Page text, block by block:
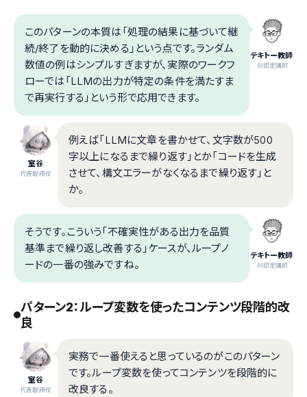
テキトー教師
.AI認定講師
このパターンの本質は「処理の結果に基づいて継
続/終了を動的に決める」という点です。ランダム
数値の例はシンプルすぎますが、実際のワークフ
ローでは「LLMの出力が特定の条件を満たすま
で再実行する」という形で応用できます。
室谷
代表取締役
例えば「LLMに文章を書かせて、文字数が500
字以上になるまで繰り返す」とか「コードを生成
させて、構文エラーがなくなるまで繰り返す」と
か。
テキトー教師
.AI認定講師
そうです。こういう「不確実性がある出力を品質
基準まで繰り返し改善する」ケースが、ループノ
ードの一番の強みですね。
パターン2：ループ変数を使ったコンテンツ段階的改
良
室谷
代表取締役
実務で一番使えると思っているのがこのパターン
です。ループ変数を使ってコンテンツを段階的に
改良する。